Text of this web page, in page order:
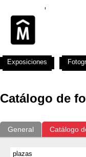
Catálogo de
General Catálogo
Exposiciones